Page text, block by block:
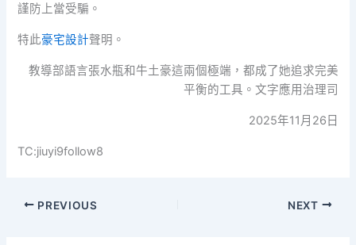
謹防上當受騙。
特此豪宅設計聲明。
教導部語言張水瓶和牛土豪這兩個極端，都成了她追求完美
平衡的工具。文字應用治理司
2025年11月26日
TC:jiuyi9follow8
PREVIOUS NEXT